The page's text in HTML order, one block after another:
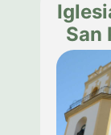
San